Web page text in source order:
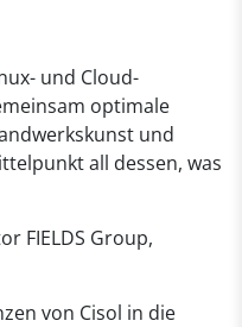
und Cloud-
optimale
und
all dessen, was
FIELDS Group,
von Cisol in die